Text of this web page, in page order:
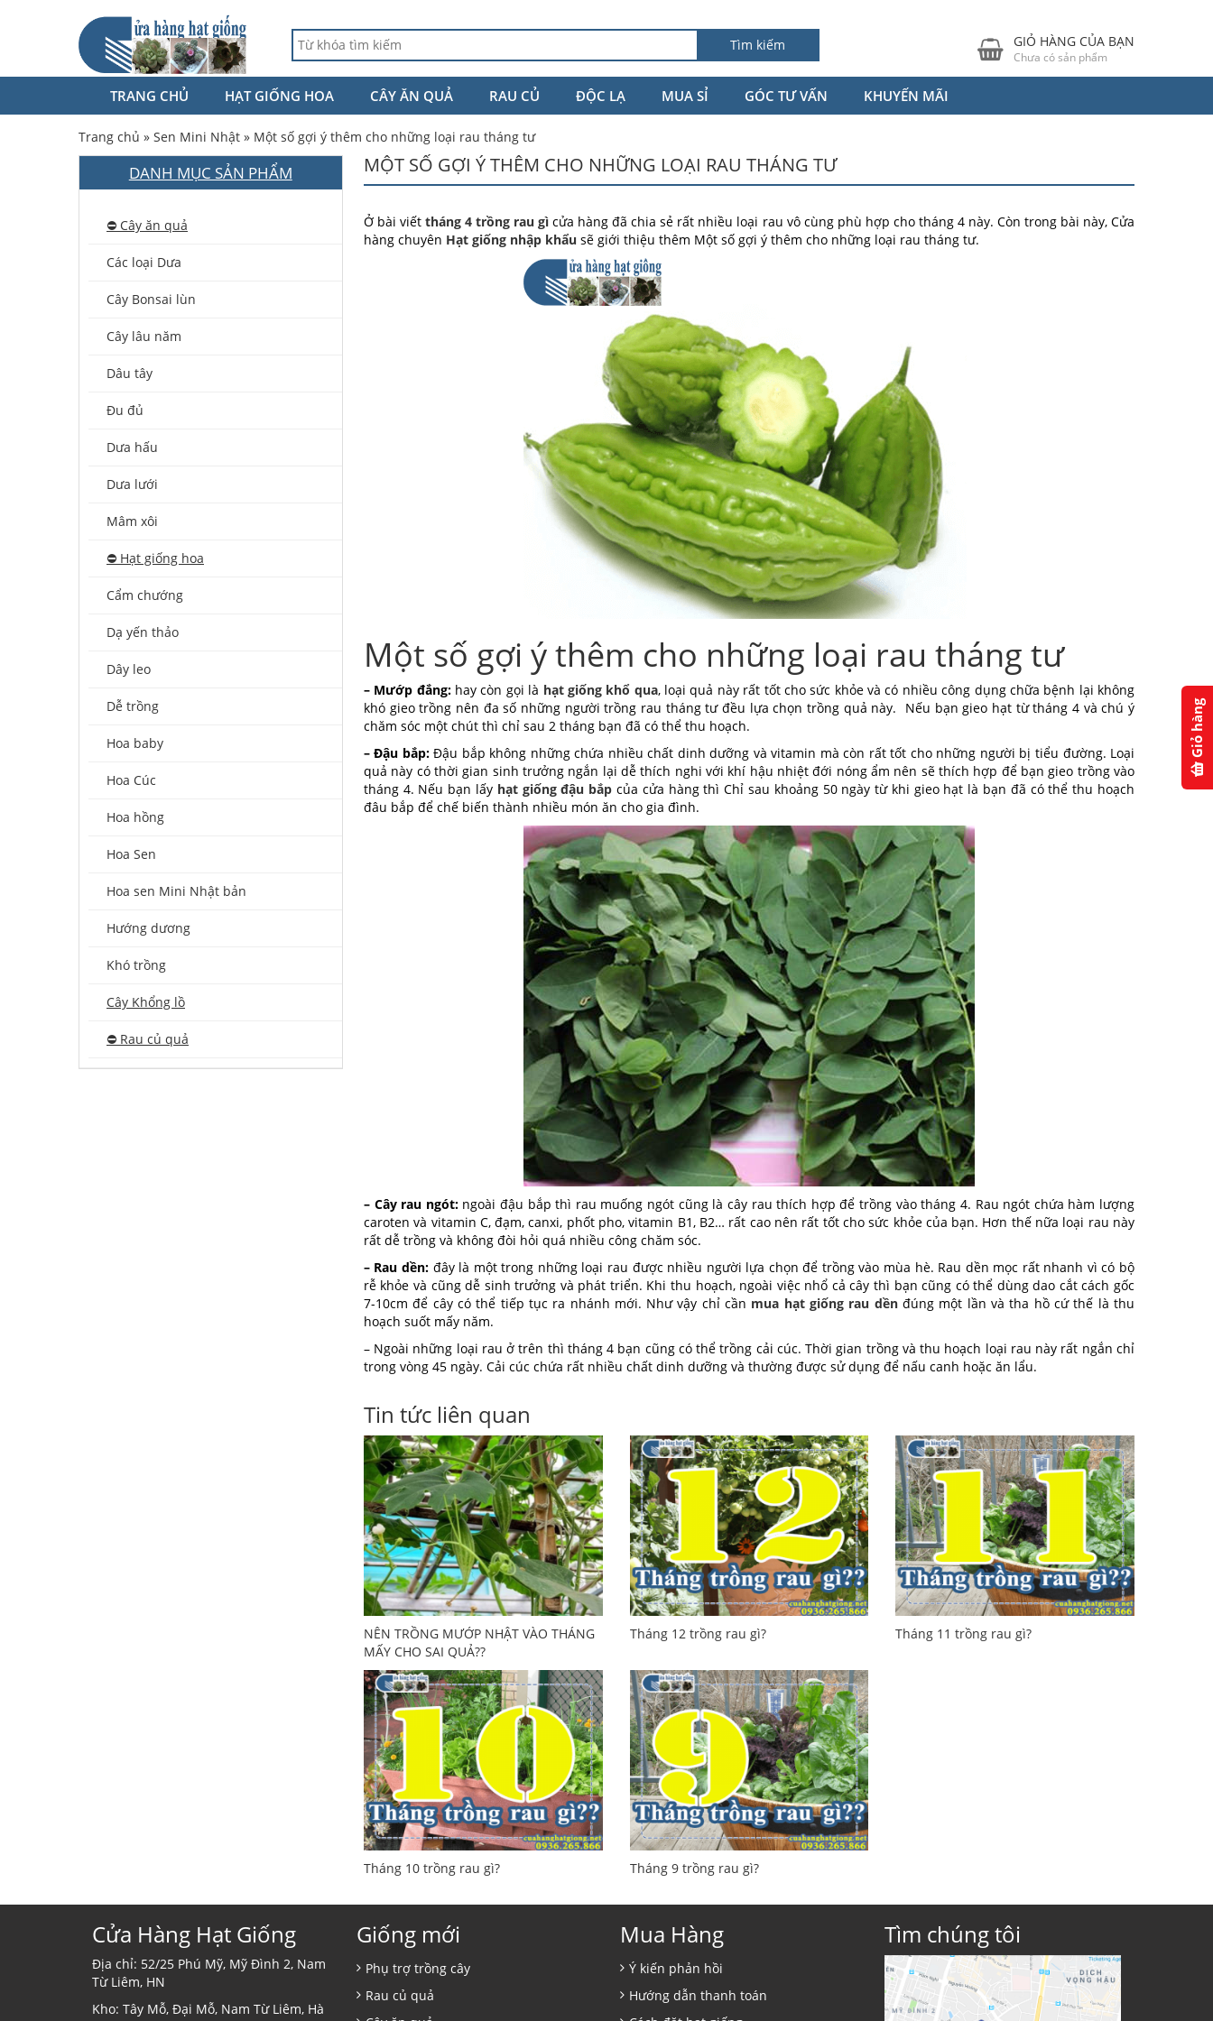
Tìm kiếm GIỎ HÀNG CỦA BẠN
Chưa có sản phẩm
TRANG CHỦ HẠT GIỐNG HOA CÂY ĂN QUẢ RAU CỦ ĐỘC LẠ MUA SỈ GÓC TƯ VẤN KHUYẾN MÃI
Trang chủ » Sen Mini Nhật » Một số gợi ý thêm cho những loại rau tháng tư
MỘT SỐ GỢI Ý THÊM CHO NHỮNG LOẠI RAU THÁNG TƯ
Ở bài viếttháng 4 trồng rau gì cửa hàng đã chia sẻ rất nhiều loại rau vô cùng phù hợp cho tháng 4 này. Còn trong bài này, Cửa
hàng chuyên Hạt giống nhập khẩu sẽ giới thiệu thêm Một số gợi ý thêm cho những loại rau tháng tư.
Một số gợi ý thêm cho những loại rau tháng tư
– Mướp đắng:hay còn gọi là hạt giống khổ qua, loại quả này rất tốt cho sức khỏe và có nhiều công dụng chữa bệnh lại không
khó gieo trồng nên đa số những người trồng rau tháng tư đều lựa chọn trồng quả này. Nếu bạn gieo hạt từ tháng 4 và chú ý
chăm sóc một chút thì chỉ sau 2 tháng bạn đã có thể thu hoạch.
– Đậu bắp:Đậu bắp không những chứa nhiều chất dinh dưỡng và vitamin mà còn rất tốt cho những người bị tiểu đường. Loại
quả này có thời gian sinh trưởng ngắn lại dễ thích nghi với khí hậu nhiệt đới nóng ẩm nên sẽ thích hợp để bạn gieo trồng vào
tháng 4. Nếu bạn lấy hạt giống đậu bắp của cửa hàng thì Chỉ sau khoảng 50 ngày từ khi gieo hạt là bạn đã có thể thu hoạch
đâu bắp để chế biến thành nhiều món ăn cho gia đình.
– Cây rau ngót:ngoài đậu bắp thì rau muống ngót cũng là cây rau thích hợp để trồng vào tháng 4. Rau ngót chứa hàm lượng
caroten và vitamin C, đạm, canxi, phốt pho, vitamin B1, B2… rất cao nên rất tốt cho sức khỏe của bạn. Hơn thế nữa loại rau này
rất dễ trồng và không đòi hỏi quá nhiều công chăm sóc.
– Rau dền: đây là một trong những loại rau được nhiều người lựa chọn để trồng vào mùa hè. Rau dền mọc rất nhanh vì có bộ
rễ khỏe và cũng dễ sinh trưởng và phát triển. Khi thu hoạch, ngoài việc nhổ cả cây thì bạn cũng có thể dùng dao cắt cách gốc
7-10cm để cây có thể tiếp tục ra nhánh mới. Như vậy chỉ cần mua hạt giống rau dềnđúng một lần và tha hồ cứ thế là thu
hoạch suốt mấy năm.
– Ngoài những loại rau ở trên thì tháng 4 bạn cũng có thể trồng cải cúc. Thời gian trồng và thu hoạch loại rau này rất ngắn chỉ
trong vòng 45 ngày. Cải cúc chứa rất nhiều chất dinh dưỡng và thường được sử dụng để nấu canh hoặc ăn lẩu.
Tin tức liên quan
NÊN TRỒNG MƯỚP NHẬT VÀO THÁNG
MẤY CHO SAI QUẢ??
Tháng 12 trồng rau gì? Tháng 11 trồng rau gì?
Tháng 10 trồng rau gì? Tháng 9 trồng rau gì?
DANH MỤC SẢN PHẨM
⛔️ Cây ăn quả
Các loại Dưa
Cây Bonsai lùn
Cây lâu năm
Dâu tây
Đu đủ
Dưa hấu
Dưa lưới
Mâm xôi
⛔️ Hạt giống hoa
Cẩm chướng
Dạ yến thảo
Dây leo
Dễ trồng
Hoa baby
Hoa Cúc
Hoa hồng
Hoa Sen
Hoa sen Mini Nhật bản
Hướng dương
Khó trồng
Cây Khổng lồ
⛔️ Rau củ quả
Cửa Hàng Hạt Giống
Địa chỉ: 52/25 Phú Mỹ, Mỹ Đình 2, Nam
Từ Liêm, HN
Kho: Tây Mỗ, Đại Mỗ, Nam Từ Liêm, Hà
Giống mới
Phụ trợ trồng cây
Rau củ quả
Mua Hàng
Ý kiến phản hồi
Hướng dẫn thanh toán
Tìm chúng tôi
Giỏ hàng